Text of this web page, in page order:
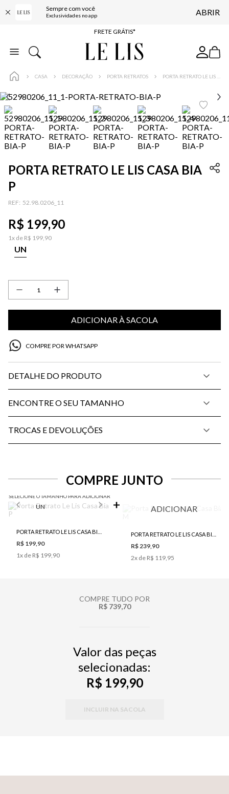
Sempre com você
Exclusividades no app ABRIR
ENTREGA EXPRESSA*
FRETE GRÁTIS*
BAIXE O APP
CASA DECORAÇÃO PORTA RETRATOS
PORTA RETRATO LE LIS CASA BIA
P
: 52.98.0206_11
R$ 199,90
1x de R$ 199,90
UN
ADICIONAR À SACOLA
COMPRE POR WHATSAPP
DETALHE DO PRODUTO
ENCONTRE O SEU TAMANHO
TROCAS E DEVOLUÇÕES
COMPRE JUNTO
SELECIONE O TAMANHO PARA ADICIONAR
UN
R$ 199,90
1x de R$ 199,90
ADICIONAR
R$ 239,90
2x de R$ 119,95
COMPRE TUDO POR
R$ 739,70
Valor das peças
selecionadas:
R$ 199,90
INCLUIR NA SACOLA